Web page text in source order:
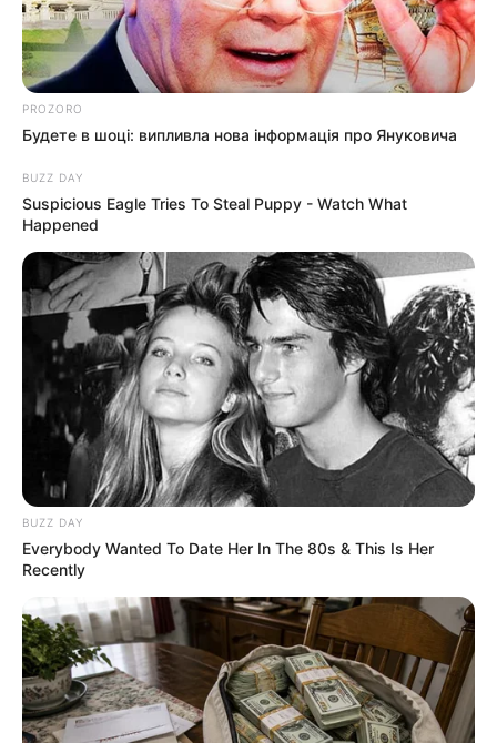
После 12 туров турнирную таблицу первенства среди
команд Первой лиги возглавляет команда "Факел",
имеющая в активе 28 очков; на два очка отстает
"ЭТМ", на три - "Маяк-Валмер" и зачепиловский "Колос".
- 22.
Справка "SQ". 13-й тур стал заключительным туром
первого круга чемпионата Харьковской области по
футболу 2010 г. среди команд Высшей лиги. Положение
команд после первого круга:
1. "Локомотив" (Купянск) - 37 очка в 14 играх,
соотношение забитых и пропущенных мячей - 39:9
2. "Энергетик" (Солоницевка) - 26, 13, 34:13
3. "Спарта" - 26, 13, 32:17
4. "Ника-СМК" - 26, 13, 26:23
5. "Металлург" - 23, 13, 22:12
6. ФК "Змиев" - 21, 13, 20:26
7. "Локомотив" (Панютино) - 21, 13, 27:22
8. ФК "Волчанск" - 19, 13, 23:20
9. "Зооветакадемия" - 18, 13, 17:19
10. "Энергетик" (Комсомольское) - 16, 13, 17:18
11. "Газовик" - 13, 13, 15:21
12. "Колос" (Золочев) - 7, 14, 18:42
13. "Колос" (Сахновщина) - 6, 13, 12:31
Автор:Владимир Мазуров